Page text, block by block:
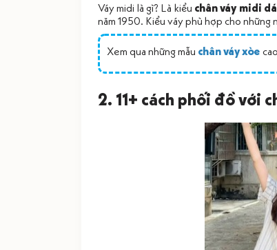
Váy midi là gì? Là kiểu chân váy midi
năm 1950. Kiểu váy phù hợp cho
Xem qua những mẫu chân váy xòe
2. 11+ cách phối đồ với